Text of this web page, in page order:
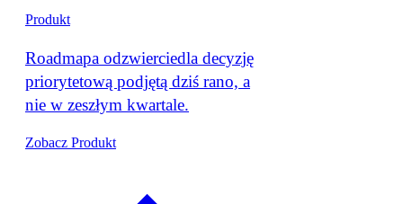
Produkt
Roadmapa odzwierciedla decyzję
priorytetową podjętą dziś rano, a
nie w zeszłym kwartale.
Zobacz Produkt